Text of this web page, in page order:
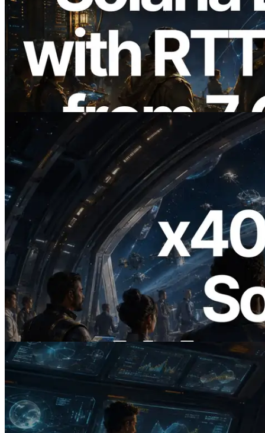
2026.08.05
ERPC Breidt Solana Leader Slot API Uit
met Pingmeting vanuit 7 Wereldwijde
Regio’s — Validators Information API
Ook Gelanceerd
2026.07.04
ERPC Lanceert x402-Enabled Solana
RPC — Het Tijdperk Waarin AI Agents
On Demand Voor API's Betalen
Lees dit artikel